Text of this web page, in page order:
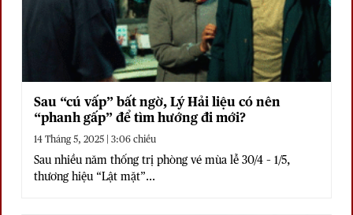
Sau “cú vấp” bất ngờ, Lý Hải liệu có nên
“phanh gấp” để tìm hướng đi mới?
14 Tháng 5, 2025 | 3:06 chiều
Sau nhiều năm thống trị phòng vé mùa lễ 30/4 – 1/5,
thương hiệu “Lật mặt”...